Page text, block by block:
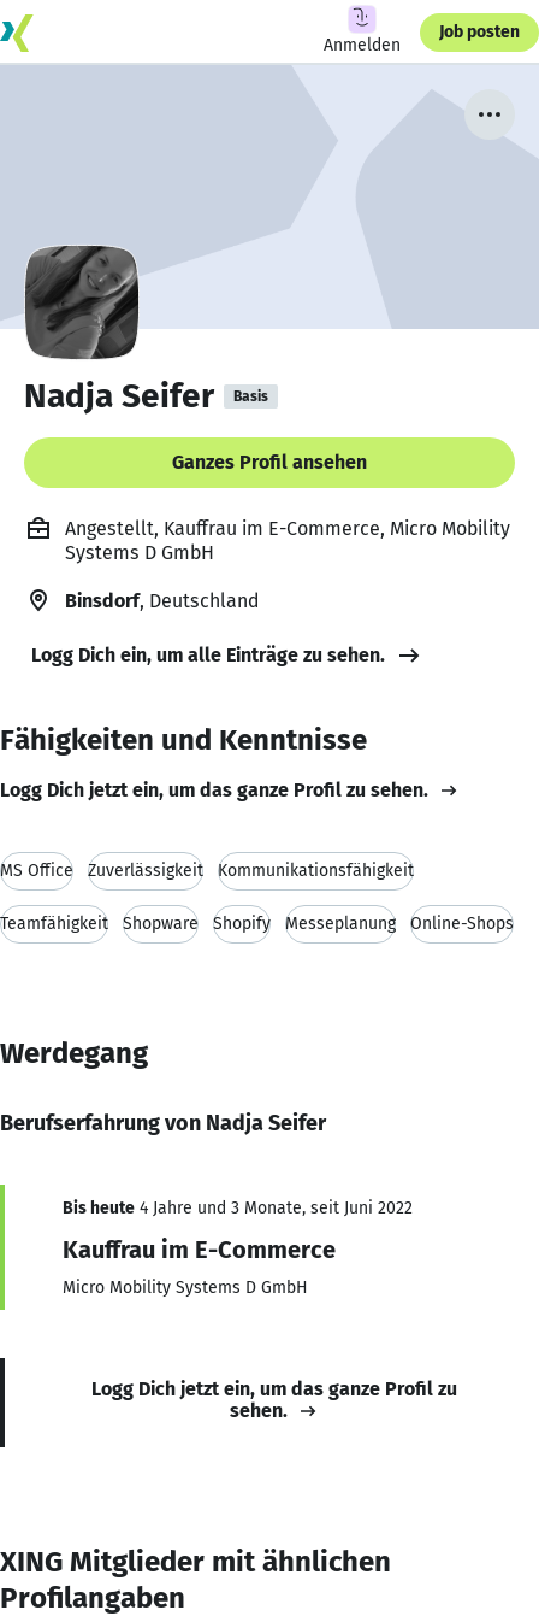
Anmelden
Job posten
Nadja Seifer Basis
Ganzes Profil ansehen
Angestellt, Kauffrau im E-Commerce, Micro Mobility
Systems D GmbH
Binsdorf, Deutschland
Logg Dich ein, um alle Einträge zu sehen.
Fähigkeiten und Kenntnisse
Logg Dich jetzt ein, um das ganze Profil zu sehen.
MS Office Zuverlässigkeit Kommunikationsfähigkeit
Teamfähigkeit Shopware Shopify Messeplanung Online-Shops
Werdegang
Berufserfahrung von Nadja Seifer
Bis heute 4 Jahre und 3 Monate, seit Juni 2022
Kauffrau im E-Commerce
Micro Mobility Systems D GmbH
Logg Dich jetzt ein, um das ganze Profil zu
sehen.
XING Mitglieder mit ähnlichen
Profilangaben